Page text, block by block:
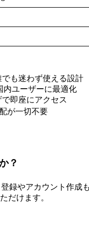
も迷わず使える設計
内ユーザーに最適化
即座にアクセス
が一切不要
？
録やアカウント作
だけます。